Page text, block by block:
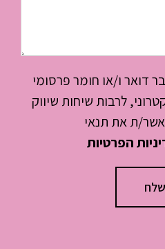
דואר ו/או חומר פרסומי
לרבות שיחות שיווק
ת את תנאי
הפרטיות